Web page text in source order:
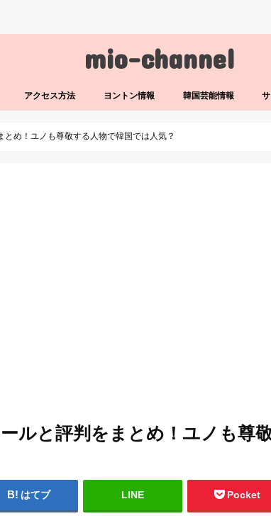
mio-channel
アクセス方法 ヨントン情報 韓国芸能情報
め！ユノも尊敬する人物で韓国では人気？
ルと評判をまとめ！ユノも尊
はてブ LINE Pocket